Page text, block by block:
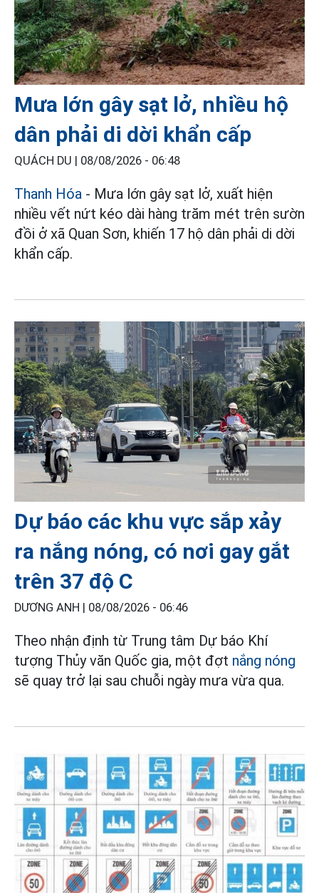
Mưa lớn gây sạt lở, nhiều hộ
dân phải di dời khẩn cấp
QUÁCH DU | 08/08/2026 - 06:48
Thanh Hóa - Mưa lớn gây sạt lở, xuất hiện
nhiều vết nứt kéo dài hàng trăm mét trên sườn
đồi ở xã Quan Sơn, khiến 17 hộ dân phải di dời
khẩn cấp.
Dự báo các khu vực sắp xảy
ra nắng nóng, có nơi gay gắt
trên 37 độ C
DƯƠNG ANH | 08/08/2026 - 06:46
Theo nhận định từ Trung tâm Dự báo Khí
tượng Thủy văn Quốc gia, một đợt nắng nóng
sẽ quay trở lại sau chuỗi ngày mưa vừa qua.